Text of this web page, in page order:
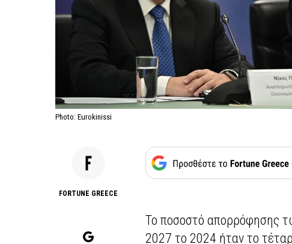
Photo: Eurokinissi
FORTUNE GREECE
Το ποσοστό απορρόφησης
2027 το 2024 ήταν το